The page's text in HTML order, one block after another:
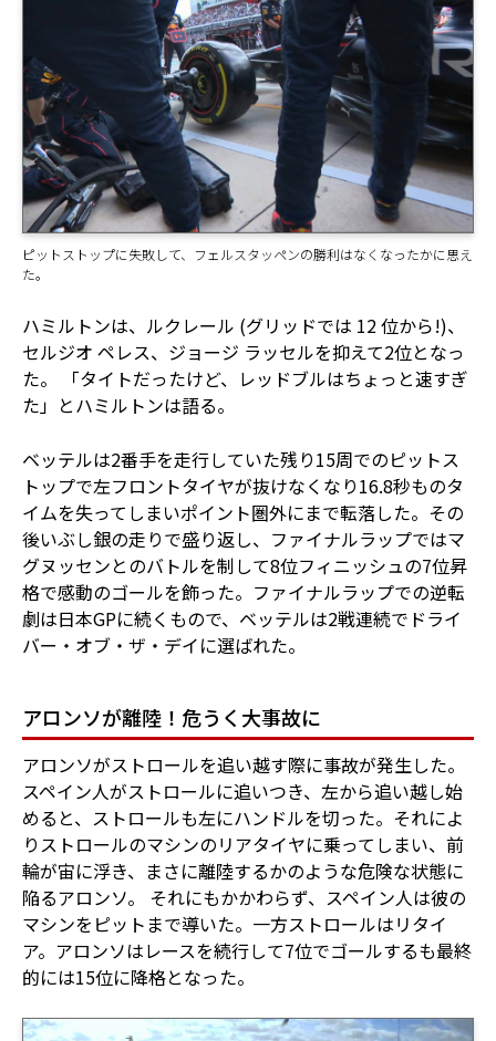
ピットストップに失敗して、フェルスタッペンの勝利はなくなったかに思え
た。
ハミルトンは、ルクレール (グリッドでは 12 位から!)、
セルジオ ペレス、ジョージ ラッセルを抑えて2位となっ
た。 「タイトだったけど、レッドブルはちょっと速すぎ
た」とハミルトンは語る。
ベッテルは2番手を走行していた残り15周でのピットス
トップで左フロントタイヤが抜けなくなり16.8秒ものタ
イムを失ってしまいポイント圏外にまで転落した。その
後いぶし銀の走りで盛り返し、ファイナルラップではマ
グヌッセンとのバトルを制して8位フィニッシュの7位昇
格で感動のゴールを飾った。ファイナルラップでの逆転
劇は日本GPに続くもので、ベッテルは2戦連続でドライ
バー・オブ・ザ・デイに選ばれた。
アロンソが離陸！危うく大事故に
アロンソがストロールを追い越す際に事故が発生した。
スペイン人がストロールに追いつき、左から追い越し始
めると、ストロールも左にハンドルを切った。それによ
りストロールのマシンのリアタイヤに乗ってしまい、前
輪が宙に浮き、まさに離陸するかのような危険な状態に
陥るアロンソ。 それにもかかわらず、スペイン人は彼の
マシンをピットまで導いた。一方ストロールはリタイ
ア。アロンソはレースを続行して7位でゴールするも最終
的には15位に降格となった。